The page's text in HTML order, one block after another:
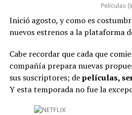
Películas
Inició agosto, y como es
nuevos estrenos a la plataforma
Cabe recordar que cada que
compañía prepara nuevas
sus suscriptores; depelículas,
Y esta temporada no fue la